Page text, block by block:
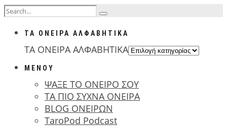
ΤΑ ΟΝΕΙΡΑ ΑΛΦΑΒΗΤΙΚΑ
ΤΑ ΟΝΕΙΡΑ ΑΛΦΑΒΗΤΙΚΑ
ΜΕΝΟΥ
ΨΑΞΕ ΤΟ ΟΝΕΙΡΟ ΣΟΥ
ΤΑ ΠΙΟ ΣΥΧΝΑ ΟΝΕΙΡΑ
BLOG ΟΝΕΙΡΩΝ
TaroPod Podcast